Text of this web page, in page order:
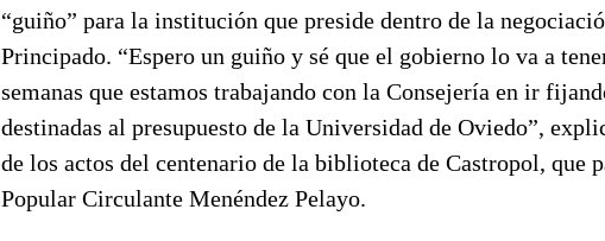
“guiño” para la institución que preside dentro de la
Principado. “Espero un guiño y sé que el gobierno lo va a
semanas que estamos trabajando con la Consejería en ir
destinadas al presupuesto de la Universidad de Oviedo”,
de los actos del centenario de la biblioteca de Castropol, que
Popular Circulante Menéndez Pelayo.